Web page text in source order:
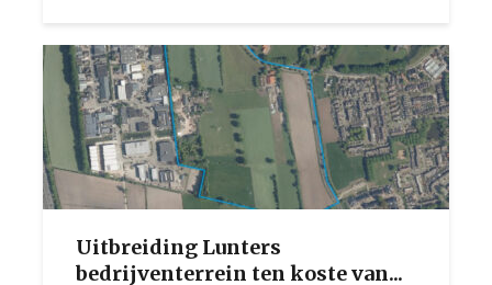
Uitbreiding Lunters
bedrijventerrein ten koste van...